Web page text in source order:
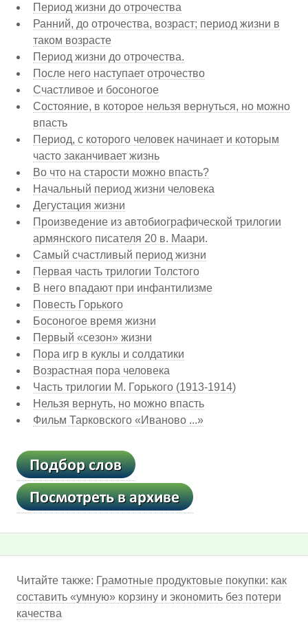
Период жизни до отрочества
Ранний, до отрочества, возраст; период жизни в
таком возрасте
Период жизни до отрочества.
После него наступает отрочество
Счастливое и босоногое
Состояние, в которое нельзя вернуться, но можно
впасть
Период, с которого человек начинает и которым
часто заканчивает жизнь
Во что на старости можно впасть?
Начальный период жизни человека
Дегустация жизни
Произведение из автобиографической трилогии
армянского писателя 20 в. Маари.
Самый счастливый период жизни
Первая часть трилогии Толстого
В него впадают при инфантилизме
Повесть Горького
Босоногое время жизни
Первый «сезон» жизни
Пора игр в куклы и солдатики
Возрастная пора человека
Часть трилогии М. Горького (1913-1914)
Нельзя вернуть, но можно впасть
Фильм Тарковского «Иваново ...»
Читайте также: Грамотные продуктовые покупки: как
составить «умную» корзину и экономить без потери
качества